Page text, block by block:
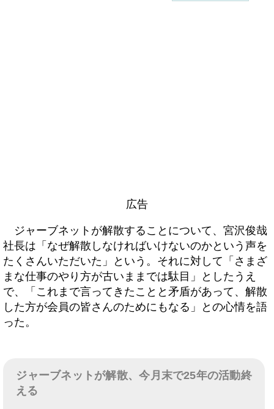
広告
ジャーブネットが解散することについて、宮沢俊哉
社長は「なぜ解散しなければいけないのかという声を
たくさんいただいた」という。それに対して「さまざ
まな仕事のやり方が古いままでは駄目」としたうえ
で、「これまで言ってきたことと矛盾があって、解散
した方が会員の皆さんのためにもなる」との心情を語
った。
ジャーブネットが解散、今月末で25年の活動終
える